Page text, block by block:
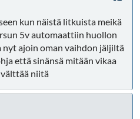
kun näistä litkuista meikä
5v automaattiin huollon
nyt ajoin oman vaihdon jäljiltä
että sinänsä mitään vikaa
niitä